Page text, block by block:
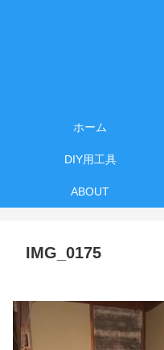
ホーム
DIY用工具
ABOUT
IMG_0175